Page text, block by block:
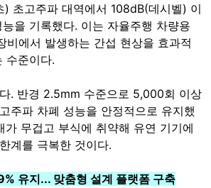
) 초고주파 대역에서 108dB(데시벨) 이
을 기록했다. 이는 자율주행 차량용
비에서 발생하는 간섭 현상을 효과적
수준이다.
. 반경 2.5mm 수준으로 5,000회 이상
주파 차폐 성능을 안정적으로 유지했
가 무겁고 부식에 취약해 유연 기기에
계를 극복한 것이다.
유지... 맞춤형 설계 플랫폼 구축